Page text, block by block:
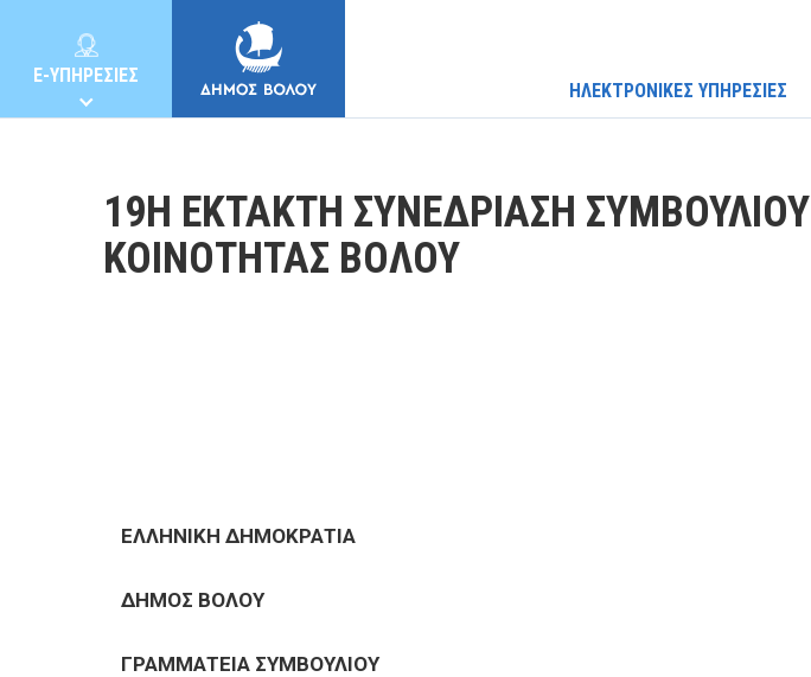
E-ΥΠΗΡΕΣΙΕΣ
ΕΠΙΧΕΙΡΗΣΕΙΣ
ΕΠΙΣΚΕΠΤΕΣ
ΗΛΕΚΤΡΟΝΙΚΕΣ ΥΠΗΡΕΣΙΕΣ
19Η ΕΚΤΑΚΤΗ ΣΥΝΕΔΡΙΑΣΗ ΣΥΜΒΟΥΛΙΟΥ
ΚΟΙΝΟΤΗΤΑΣ ΒΟΛΟΥ
ΕΛΛΗΝΙΚΗ ΔΗΜΟΚΡΑΤΙΑ
ΔΗΜΟΣ ΒΟΛΟΥ
ΓΡΑΜΜΑΤΕΙΑ ΣΥΜΒΟΥΛΙΟΥ